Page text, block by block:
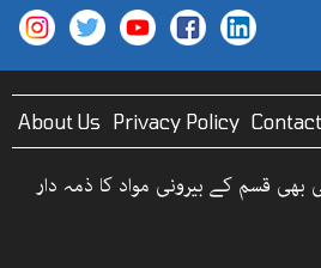
About Us Privacy Policy
کسی بھی قسم کے بیرونی مواد کا ذمہ دار